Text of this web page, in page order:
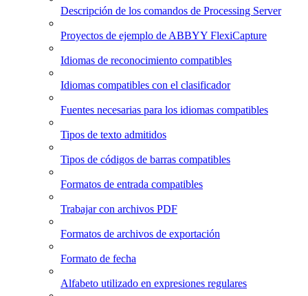
Descripción de los comandos de Processing Server
Proyectos de ejemplo de ABBYY FlexiCapture
Idiomas de reconocimiento compatibles
Idiomas compatibles con el clasificador
Fuentes necesarias para los idiomas compatibles
Tipos de texto admitidos
Tipos de códigos de barras compatibles
Formatos de entrada compatibles
Trabajar con archivos PDF
Formatos de archivos de exportación
Formato de fecha
Alfabeto utilizado en expresiones regulares